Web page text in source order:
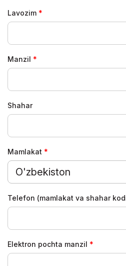
Lavozim
Manzil
Shahar
Mamlakat
O'zbekiston
Telefon (mamlakat va shahar
Elektron pochta manzil